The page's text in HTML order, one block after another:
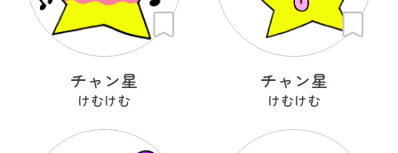
チャン星
けむけむ
チャン星
けむけむ